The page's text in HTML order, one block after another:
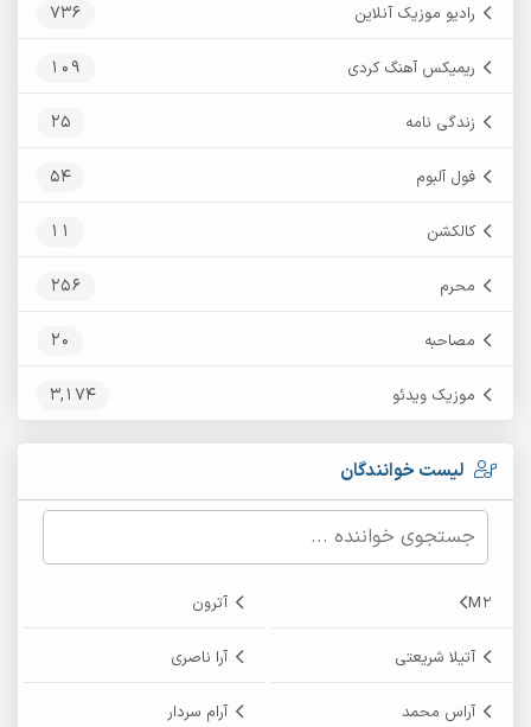
رادیو موزیک آنلاین 736
ریمیکس آهنگ کردی 109
زندگی نامه 25
فول آلبوم 54
کالکشن 11
محرم 256
مصاحبه 20
موزیک ویدئو 3,174
لیست خوانندگان
M2 آترون
آتیلا شریعتی آرا ناصری
آراس محمد آرام سردار